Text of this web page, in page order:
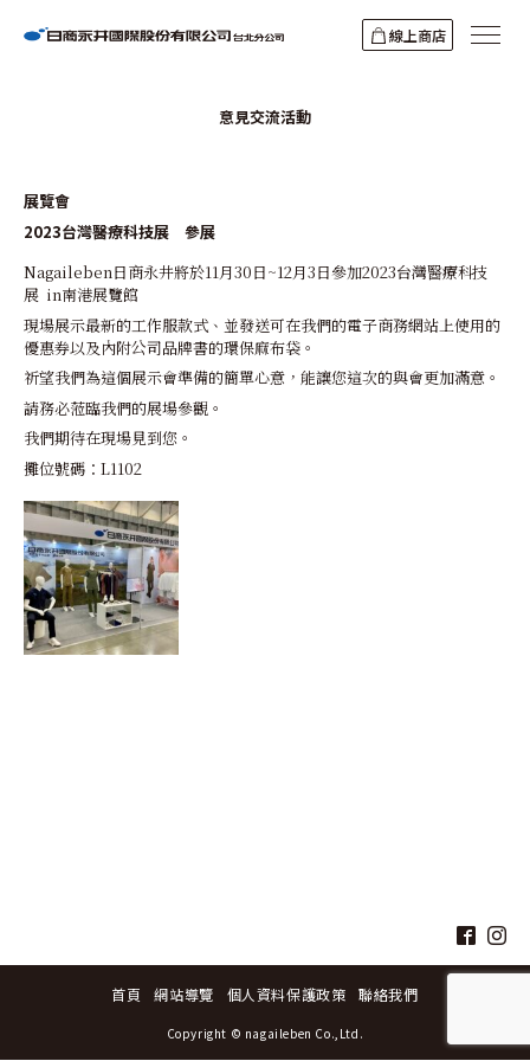
線上商店
意見交流活動
展覽會
2023台灣醫療科技展 參展
Nagaileben日商永井將於11月30日~12月3日參加2023台灣醫療科技
展 in南港展覽館
現場展示最新的工作服款式、並發送可在我們的電子商務網站上使用的
優惠券以及內附公司品牌書的環保麻布袋。
祈望我們為這個展示會準備的簡單心意，能讓您這次的與會更加滿意。
請務必蒞臨我們的展場參觀。
我們期待在現場見到您。
攤位號碼：L1102
首頁 網站導覽 個人資料保護政策 聯絡我們
Copyright © nagaileben Co.,Ltd.